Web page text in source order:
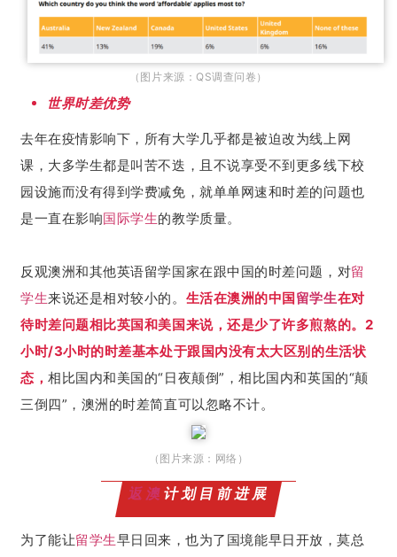
（图片来源：QS调查问卷）
世界时差优势
去年在疫情影响下，所有大学几乎都是被迫改为线上网
课，大多学生都是叫苦不迭，且不说享受不到更多线下校
园设施而没有得到学费减免，就单单网速和时差的问题也
是一直在影响国际学生的教学质量。
反观澳洲和其他英语留学国家在跟中国的时差问题，对留
学生来说还是相对较小的。 生活在澳洲的中国 留学生在对
待时差问题相比英国和美国来说，还是少了许多煎熬的。2
小时/3小时的时差基本处于跟国内没有太大区别的生活状
态，相比国内和美国的“日夜颠倒”，相比国内和英国的“颠
三倒四”，澳洲的时差简直可以忽略不计。
（图片来源：网络）
返澳计划目前进展
为了能让留学生早日回来，也为了国境能早日开放，莫总